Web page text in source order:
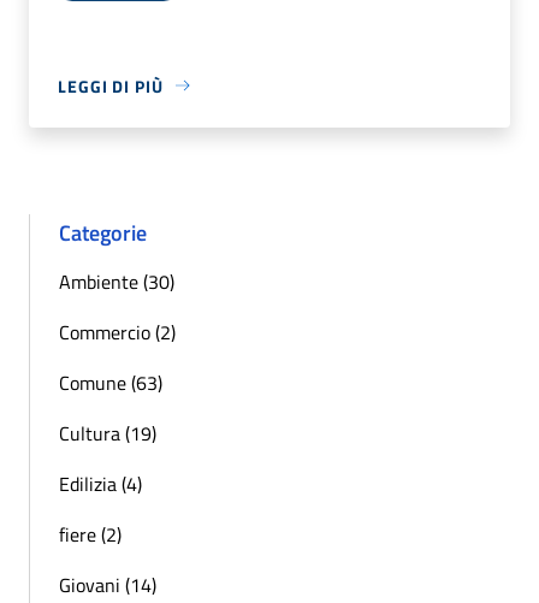
LEGGI DI PIÙ
Categorie
Ambiente (30)
Commercio (2)
Comune (63)
Cultura (19)
Edilizia (4)
fiere (2)
Giovani (14)